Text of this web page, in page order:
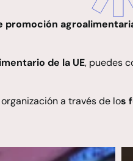
promoción
de la UE, puedes
a través de los